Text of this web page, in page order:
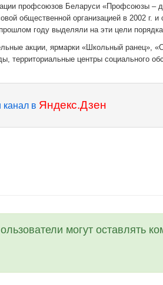
профсоюзов Беларуси «Профсоюзы –
общественной организацией в 2002 г.
году выделяли на эти цели
акции, ярмарки «Школьный ранец»,
территориальные центры социального
в Яндекс.Дзен
могут оставлять